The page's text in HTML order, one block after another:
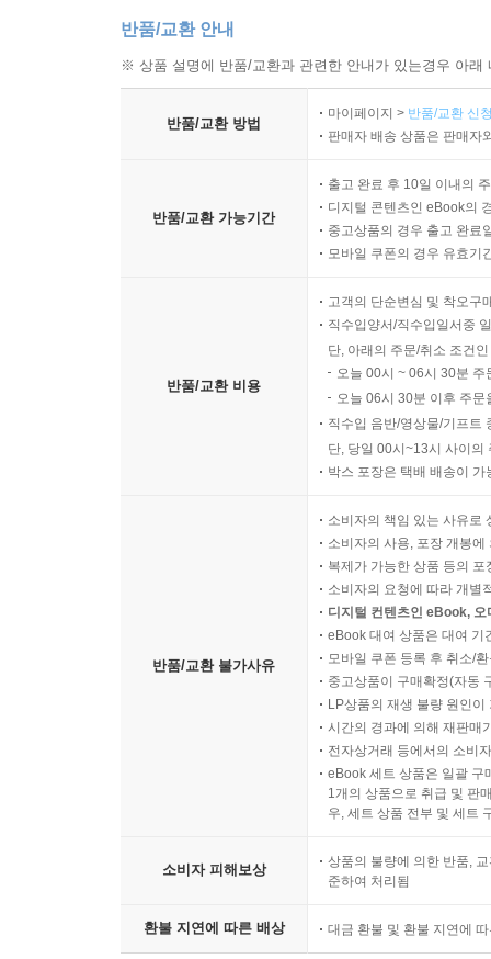
반품/교환 안내
※ 상품 설명에 반품/교환과 관련한 안내가 있는경우 아
반품/교환 방법
마이페이지 > 반품/교환 신
판매자 배송 상품은 판매자
반품/교환 가능기간
출고 완료 후 10일 이내의
디지털 콘텐츠인 eBook의
중고상품의 경우 출고 완료
모바일 쿠폰의 경우 유효기
반품/교환 비용
고객의 단순변심 및 착오구
직수입양서/직수입일서중
단, 아래의 주문/취소 조건
오늘 00시 ~ 06시 30분
오늘 06시 30분 이후 주
직수입 음반/영상물/기프트
단, 당일 00시~13시 사이의
박스 포장은 택배 배송이
반품/교환 불가사유
소비자의 책임 있는 사유로
소비자의 사용, 포장 개봉
복제가 가능한 상품 등의
소비자의 요청에 따라 개별
디지털 컨텐츠인 eBook,
eBook 대여 상품은 대여 기
모바일 쿠폰 등록 후 취소/
중고상품이 구매확정(자동
LP상품의 재생 불량 원인
시간의 경과에 의해 재판매
전자상거래 등에서의 소비
eBook 세트 상품은 일괄 구
1개의 상품으로 취급 및 판
우, 세트 상품 전부 및 세트
소비자 피해보상
상품의 불량에 의한 반품,
준하여 처리됨
환불 지연에 따른 배상 대금 환불 및 환불 지연에